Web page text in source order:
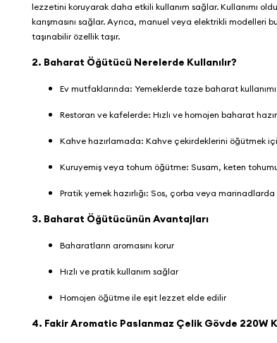
lezzetini koruyarak daha etkili kullanım sağlar. Kullanımı
karışmasını sağlar. Ayrıca, manuel veya elektrikli
taşınabilir özellik taşır.
2. Baharat Öğütücü Nerelerde Kullanılır?
Ev mutfaklarında: Yemeklerde taze baharat
Restoran ve kafelerde: Hızlı ve homojen baharat
Kahve hazırlamada: Kahve çekirdeklerini öğütmek
Kuruyemiş veya tohum öğütme: Susam, keten
Pratik yemek hazırlığı: Sos, çorba veya
3. Baharat Öğütücünün Avantajları
Baharatların aromasını korur
Hızlı ve pratik kullanım sağlar
Homojen öğütme ile eşit lezzet elde edilir
4. Fakir Aromatic Paslanmaz Çelik Gövde 220W